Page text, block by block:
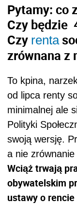
Pytamy: co
Czy będzie
Czy renta
zrównana z
To kpina,
od lipca renty
minimalnej ale
Polityki
swoją wersję.
a nie
Wciąż trwają
obywatelskim
ustawy o